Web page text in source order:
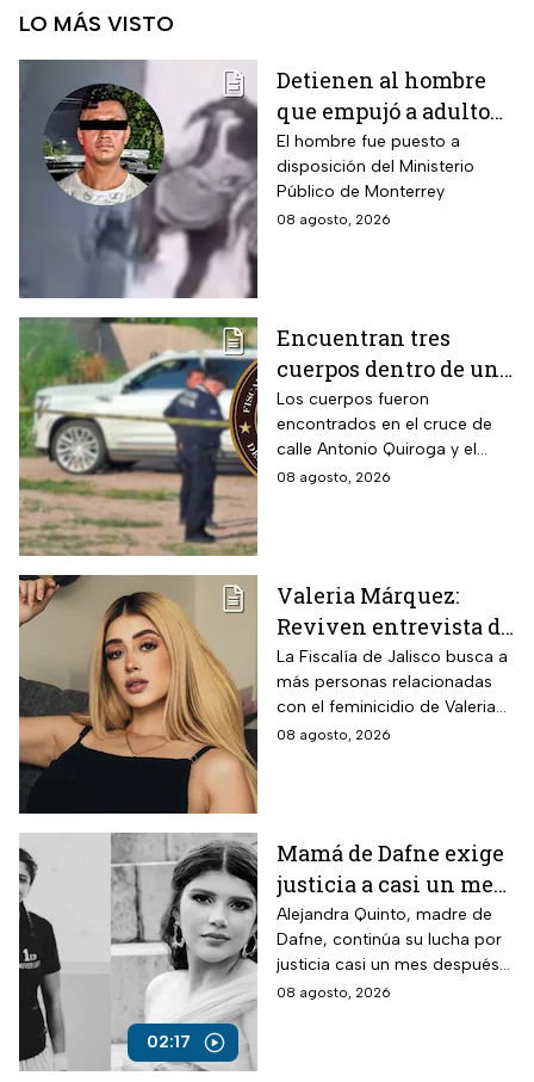
LO MÁS VISTO
Detienen al hombre
que empujó a adulto
mayor frente a un
tráiler en Monterrey
El hombre fue puesto a
disposición del Ministerio
Público de Monterrey
08 agosto, 2026
Encuentran tres
cuerpos dentro de una
camioneta de lujo en
Hermosillo;
investigan posible
riña
Los cuerpos fueron
encontrados en el cruce de
calle Antonio Quiroga y el
Boulevard Camino del Serie
08 agosto, 2026
Valeria Márquez:
Reviven entrevista de
Vivian de la torre en
donde se deslindó del
feminicidio de su
amiga
La Fiscalía de Jalisco busca a
más personas relacionadas
con el feminicidio de Valeria
Márquez, mientras vuelve a
08 agosto, 2026
02:17
Mamá de Dafne exige
justicia a casi un mes
de la muerte de su hija
Alejandra Quinto, madre de
Dafne, continúa su lucha por
justicia casi un mes después
del fallecimiento de su hija.
08 agosto, 2026